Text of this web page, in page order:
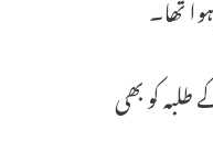
ہندو یونیورسٹی کے طلبہ کو بھی